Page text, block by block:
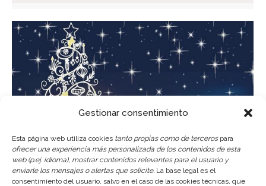
Gestionar consentimiento
Esta página web utiliza cookies tanto propias como de tercerospara
ofrecer una experiencia más personalizada de los contenidos de esta
web (p.ej. idioma), mostrar contenidos relevantes para el usuario y
enviarle los mensajes o alertas que solicite. La base legal es el
consentimiento del usuario, salvo en el caso de las cookies técnicas, que
Cierre de instalaciones por Navidad